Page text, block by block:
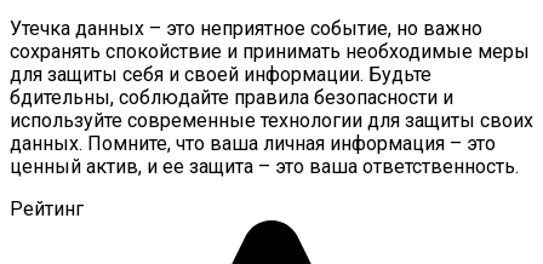
Утечка данных – это неприятное событие, но важно
сохранять спокойствие и принимать необходимые меры
для защиты себя и своей информации. Будьте
бдительны, соблюдайте правила безопасности и
используйте современные технологии для защиты своих
данных. Помните, что ваша личная информация – это
ценный актив, и ее защита – это ваша ответственность.
Рейтинг